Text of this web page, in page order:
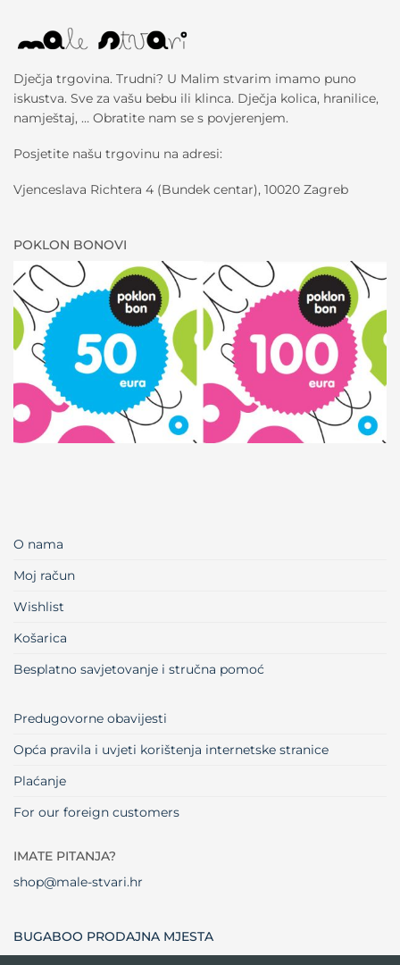
Dječja trgovina. Trudni? U Malim stvarim imamo puno
iskustva. Sve za vašu bebu ili klinca. Dječja kolica, hranilice,
namještaj, … Obratite nam se s povjerenjem.
Posjetite našu trgovinu na adresi:
Vjenceslava Richtera 4 (Bundek centar), 10020 Zagreb
POKLON BONOVI
O nama
Moj račun
Wishlist
Košarica
Besplatno savjetovanje i stručna pomoć
Predugovorne obavijesti
Opća pravila i uvjeti korištenja internetske stranice
Plaćanje
For our foreign customers
IMATE PITANJA?
shop@male-stvari.hr
BUGABOO PRODAJNA MJESTA